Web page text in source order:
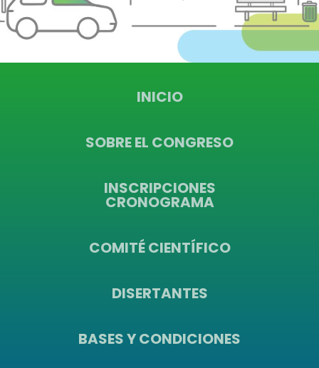
INICIO
SOBRE EL CONGRESO
INSCRIPCIONES
CRONOGRAMA
COMITÉ CIENTÍFICO
DISERTANTES
BASES Y CONDICIONES